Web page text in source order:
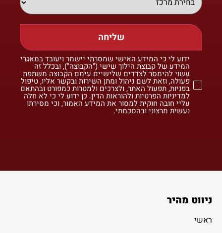
שליחה
ידוע לי כי המידע האישי שמסרתי יישמר ויעובד במאגרי
המידע של קבוצת הילוך שישי ("הקבוצה"), ובכלל זה
עשוי להימסר לצדדים שלישיים עימם הקבוצה משתפת
פעולה, וזאת לשם ניהול ומתן השירות ובקשר אליו, טיפול
בפניות, תפעול האתר, ולצרכים ולמטרות כמפורט ובהתאם
למדיניות הפרטיות ולהוראות הדין. כן ידוע לי כי לא חלה
עליי חובה חוקית למסור את המידע האמור, וכי מסירתו
נעשית מרצוני ובהסכמתי.
ניווט מהיר
ראשי